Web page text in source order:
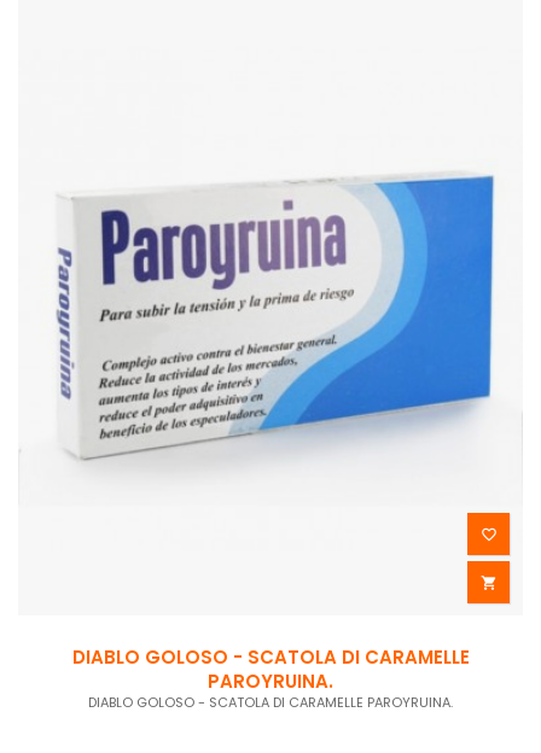


DIABLO GOLOSO - SCATOLA DI CARAMELLE
PAROYRUINA.
DIABLO GOLOSO - SCATOLA DI CARAMELLE PAROYRUINA.